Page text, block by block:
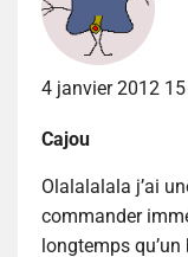
4 janvier 2012
Cajou
Olalalalala j’ai
commander
longtemps